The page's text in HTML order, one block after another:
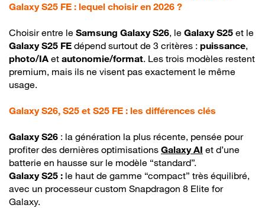
Galaxy S25 FE : lequel choisir en 2026 ?
Choisir entre le Samsung Galaxy S26, le Galaxy S25 et le
Galaxy S25 FE dépend surtout de 3 critères : puissance,
photo/IA et autonomie/format. Les trois modèles restent
premium, mais ils ne visent pas exactement le même
usage.
Galaxy S26, S25 et S25 FE : les différences clés
Galaxy S26 : la génération la plus récente, pensée pour
profiter des dernières optimisations Galaxy AI et d’une
batterie en hausse sur le modèle “standard”.
Galaxy S25 : le haut de gamme “compact” très équilibré,
avec un processeur custom Snapdragon 8 Elite for
Galaxy.